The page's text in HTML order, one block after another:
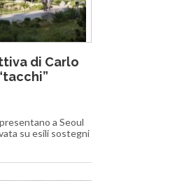
di Carlo
a Seoul
su esili sostegni